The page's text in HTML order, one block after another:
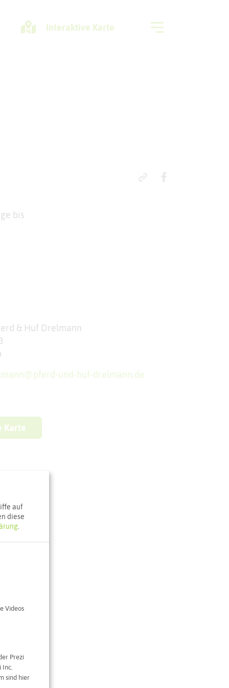
Interaktive Karte
bis
& Huf Drelmann
und-huf-drelmann.de
Karte
auf
diese
.
Videos
Prezi
Inc.
sind hier